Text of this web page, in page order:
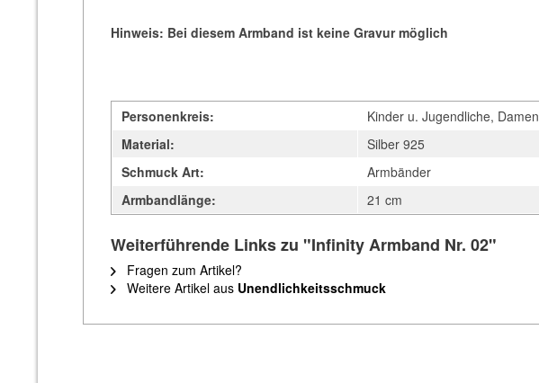
Hinweis: Bei diesem Armband ist keine Gravur möglich
Personenkreis:
Kinder u. Jugendliche, Damen
Material:
Silber 925
Schmuck Art:
Armbänder
Armbandlänge:
21 cm
Weiterführende Links zu "Infinity Armband Nr. 02"
Fragen zum Artikel?
Weitere Artikel aus Unendlichkeitsschmuck